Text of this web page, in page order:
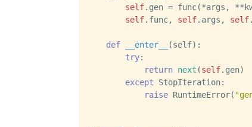
self.gen = func(*args,
self.func, self.args, self
def __enter__ (self):
try:
return next (self.gen)
except StopIteration:
raise RuntimeError(